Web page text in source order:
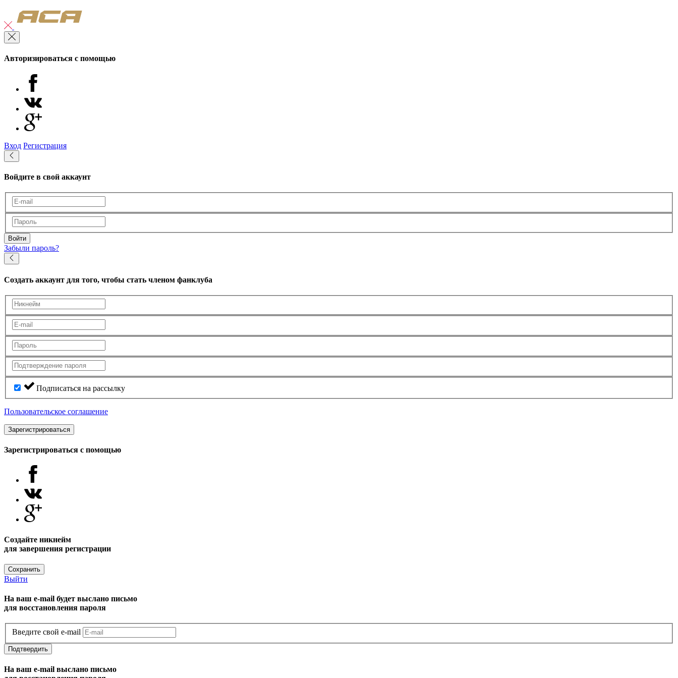
Авторизироваться с помощью
Вход Регистрация
Войдите в свой аккаунт
Войти
Забыли пароль?
Создать аккаунт для того, чтобы стать членом фанклуба
Подписаться на рассылку
Пользовательское соглашение
Зарегистрироваться
Зарегистрироваться с помощью
Создайте никнейм
для завершения регистрации
Сохранить
Выйти
На ваш e-mail будет выслано письмо
для восстановления пароля
Введите свой e-mail
Подтвердить
На ваш e-mail выслано письмо